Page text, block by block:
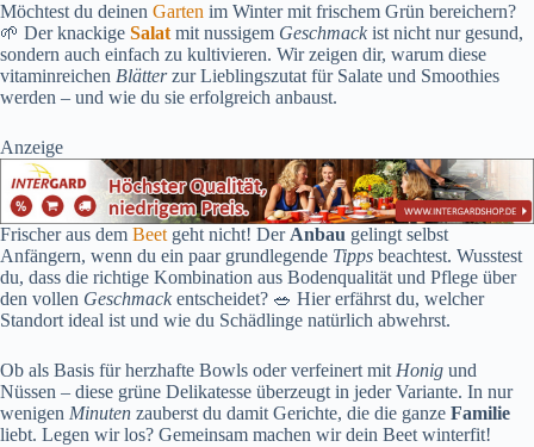
Möchtest du deinen Garten im Winter mit frischem Grün bereichern?
🌱 Der knackige Salat mit nussigem Geschmack ist nicht nur gesund,
sondern auch einfach zu kultivieren. Wir zeigen dir, warum diese
vitaminreichen Blätterzur Lieblingszutat für Salate und Smoothies
werden – und wie du sie erfolgreich anbaust.
Anzeige
Frischer aus dem Beetgeht nicht! DerAnbau gelingt selbst
Anfängern, wenn du ein paar grundlegende Tipps beachtest. Wusstest
du, dass die richtige Kombination aus Bodenqualität und Pflege über
den vollen Geschmack entscheidet? 🥗 Hier erfährst du, welcher
Standort ideal ist und wie du Schädlinge natürlich abwehrst.
Ob als Basis für herzhafte Bowls oder verfeinert mitHonig und
Nüssen – diese grüne Delikatesse überzeugt in jeder Variante. In nur
wenigen Minuten zauberst du damit Gerichte, die die ganze Familie
liebt. Legen wir los? Gemeinsam machen wir dein Beet winterfit!